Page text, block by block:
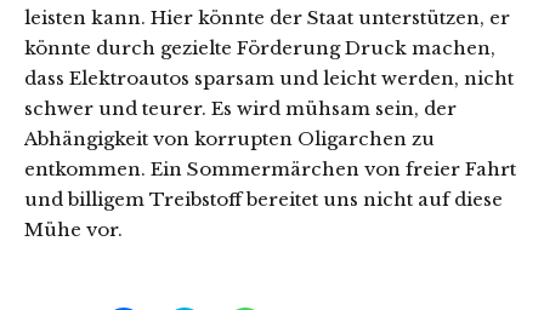
leisten kann. Hier könnte der Staat unterstützen, er
könnte durch gezielte Förderung Druck machen,
dass Elektroautos sparsam und leicht werden, nicht
schwer und teurer. Es wird mühsam sein, der
Abhängigkeit von korrupten Oligarchen zu
entkommen. Ein Sommermärchen von freier Fahrt
und billigem Treibstoff bereitet uns nicht auf diese
Mühe vor.